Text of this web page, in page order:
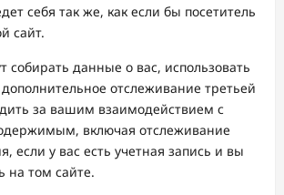
себя так же, как если бы посетитель
сайт.
собирать данные о вас, использовать
отслеживание третьей
за вашим взаимодействием с
включая отслеживание
если у вас есть учетная запись и вы
на том сайте.